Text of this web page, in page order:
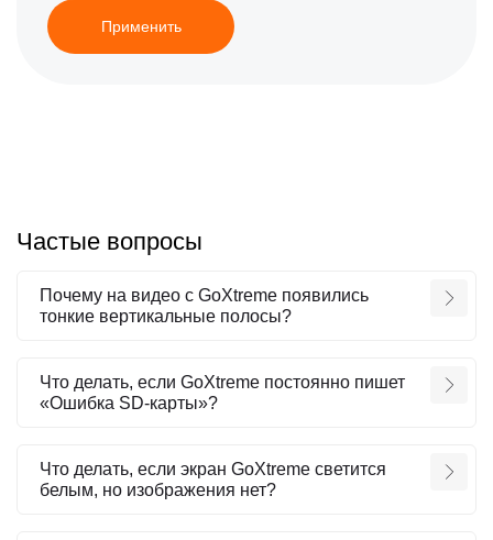
Применить
Частые вопросы
Почему на видео с GoXtreme появились
тонкие вертикальные полосы?
Что делать, если GoXtreme постоянно пишет
«Ошибка SD-карты»?
Что делать, если экран GoXtreme светится
белым, но изображения нет?